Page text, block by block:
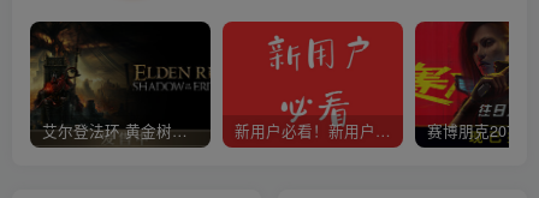
艾尔登法环 黄金树幽影 新用户必看！新用户必看！新用户必看！！！